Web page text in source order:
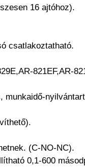
16 ajtóhoz).
csatlakoztatható.
821EF,AR-
munkaidő-
(C-NO-NC).
0,1-600